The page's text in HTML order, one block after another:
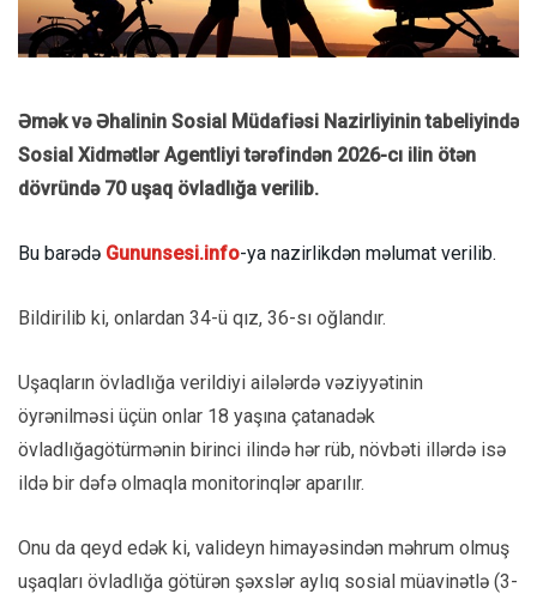
Əmək və Əhalinin Sosial Müdafiəsi Nazirliyinin tabeliyində
Sosial Xidmətlər Agentliyi tərəfindən 2026-cı ilin ötən
dövründə 70 uşaq övladlığa verilib.
Bu barədə Gununsesi.info-ya nazirlikdən məlumat verilib.
Bildirilib ki, onlardan 34-ü qız, 36-sı oğlandır.
Uşaqların övladlığa verildiyi ailələrdə vəziyyətinin
öyrənilməsi üçün onlar 18 yaşına çatanadək
övladlığagötürmənin birinci ilində hər rüb, növbəti illərdə isə
ildə bir dəfə olmaqla monitorinqlər aparılır.
Onu da qeyd edək ki, valideyn himayəsindən məhrum olmuş
uşaqları övladlığa götürən şəxslər aylıq sosial müavinətlə (3-